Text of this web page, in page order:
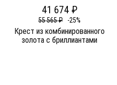
41 674 ₽
55 565 ₽ -25%
Крест из комбинированного
золота c бриллиантами